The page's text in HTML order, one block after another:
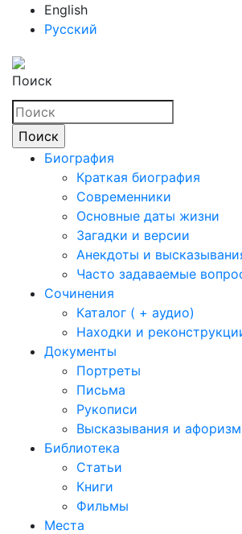
English
Русский
Поиск
Биография
Краткая биография
Современники
Основные даты жизни
Загадки и версии
Анекдоты и
Часто задаваемые
Сочинения
Каталог ( + аудио)
Находки и
Документы
Портреты
Письма
Рукописи
Высказывания и
Библиотека
Статьи
Книги
Фильмы
Места